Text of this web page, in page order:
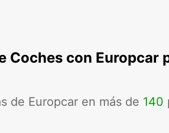
Coches con Europcar
de Europcar en más de 140